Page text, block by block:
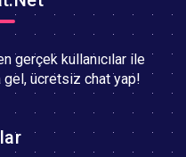
gerçek kullanıcılar ile
gel, ücretsiz chat yap!